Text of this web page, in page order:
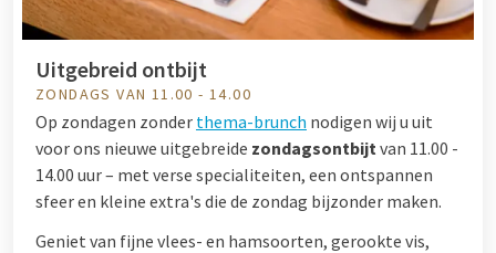
Uitgebreid ontbijt
ZONDAGS VAN 11.00 - 14.00
Op zondagen zonder thema-brunch nodigen wij u uit
voor ons nieuwe uitgebreide zondagsontbijt van 11.00 -
14.00 uur – met verse specialiteiten, een ontspannen
sfeer en kleine extra's die de zondag bijzonder maken.
Geniet van fijne vlees- en hamsoorten, gerookte vis,